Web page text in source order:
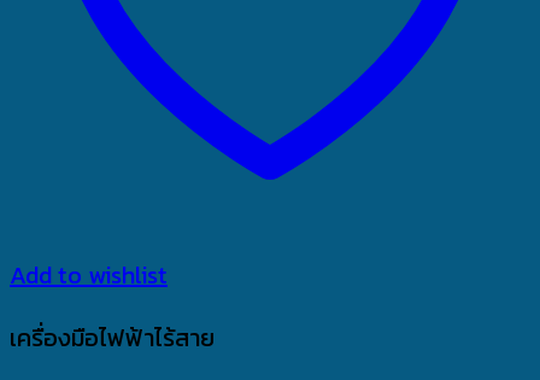
Add to wishlist
เครื่องมือไฟฟ้าไร้สาย